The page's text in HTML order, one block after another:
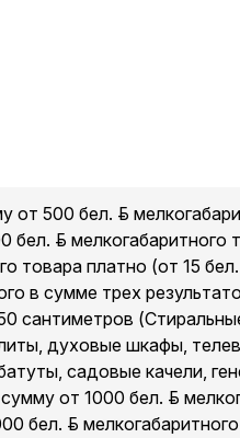
500 бел. руб.
руб. мелкогабаритного
товара платно (от 15 бел.
в сумме трех
сантиметров
духовые шкафы,
садовые качели,
от 1000 бел. руб.
руб.